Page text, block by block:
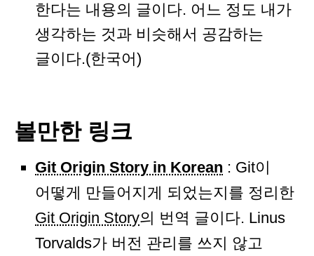
한다는 내용의 글이다. 어느 정도 내가
생각하는 것과 비슷해서 공감하는
글이다.(한국어)
볼만한 링크
Git Origin Story in Korean : Git이
어떻게 만들어지게 되었는지를 정리한
Git Origin Story의 번역 글이다. Linus
Torvalds가 버전 관리를 쓰지 않고